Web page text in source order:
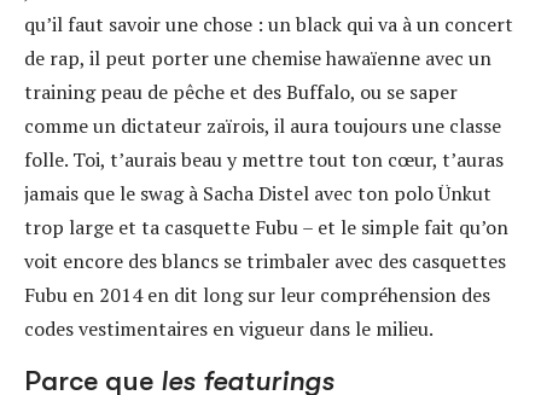
qu’il faut savoir une chose : un black qui va à un concert
de rap, il peut porter une chemise hawaïenne avec un
training peau de pêche et des Buffalo, ou se saper
comme un dictateur zaïrois, il aura toujours une classe
folle. Toi, t’aurais beau y mettre tout ton cœur, t’auras
jamais que le swag à Sacha Distel avec ton polo Ünkut
trop large et ta casquette Fubu – et le simple fait qu’on
voit encore des blancs se trimbaler avec des casquettes
Fubu en 2014 en dit long sur leur compréhension des
codes vestimentaires en vigueur dans le milieu.
Parce que les featurings